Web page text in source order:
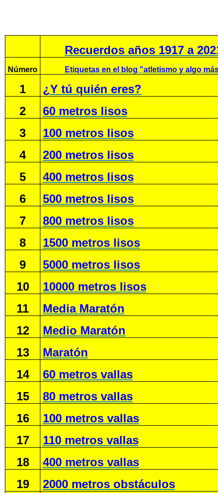
Recuerdos años 1917 a
Número Etiquetas en el blog "atletismo y algo
1
¿Y tú quién eres?
2
60 metros lisos
3
100 metros lisos
4
200 metros lisos
5
400 metros lisos
6
500 metros lisos
7
800 metros lisos
8
1500 metros lisos
9
5000 metros lisos
10
10000 metros lisos
11
Media Maratón
12
Medio Maratón
13
Maratón
14
60 metros vallas
15
80 metros vallas
16
100 metros vallas
17
110 metros vallas
18
400 metros vallas
19
2000 metros obstáculos